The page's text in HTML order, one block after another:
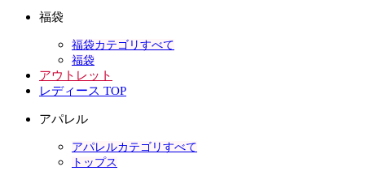
福袋
福袋カテゴリすべて
福袋
アウトレット
レディース TOP
アパレル
アパレルカテゴリすべて
トップス